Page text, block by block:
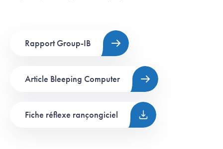
Rapport Group-IB
Article Bleeping Computer
Fiche réflexe rançongiciel